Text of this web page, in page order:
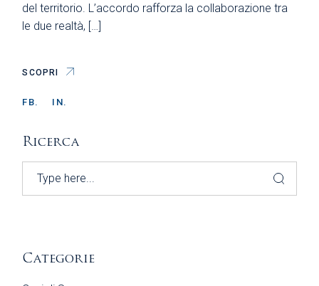
del territorio. L’accordo rafforza la collaborazione tra
le due realtà, […]
SCOPRI
FB. IN.
Ricerca
Search
Categorie